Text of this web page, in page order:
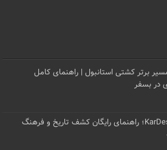
۱۶ مسیر برتر کشتی استانبول | راهنمای کامل
در بسفر
اپلیکیشن KarDes؛ راهنمای رایگان کشف تاریخ و فرهنگ